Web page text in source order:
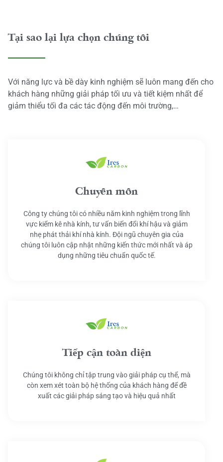
Tại sao lại lựa chọn chúng tôi
Với năng lực và bề dày kinh nghiệm sẽ luôn mang đến cho
khách hàng những giải pháp tối ưu và tiết kiệm nhất để
giảm thiểu tối đa các tác động đến môi trường,…
Chuyên môn
Công ty chúng tôi có nhiều năm kinh nghiệm trong lĩnh
vực kiểm kê nhà kính, tư vấn biến đổi khí hậu và giảm
nhẹ phát thải khí nhà kính. Đội ngũ chuyên gia của
chúng tôi luôn cập nhật những kiến thức mới nhất và áp
dụng những tiêu chuẩn quốc tế.
Tiếp cận toàn diện
Chúng tôi không chỉ tập trung vào giải pháp cụ thể, mà
còn xem xét toàn bộ hệ thống của khách hàng để đề
xuất các giải pháp sáng tạo và hiệu quả nhất